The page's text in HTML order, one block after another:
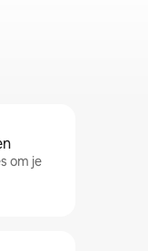
om je